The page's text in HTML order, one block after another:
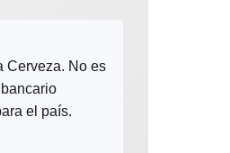
Cerveza. No es
el país.